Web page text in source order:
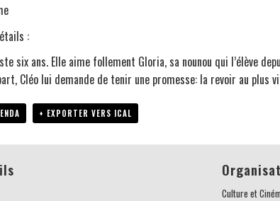
:
six ans. Elle aime follement Gloria, sa nounou qui l’élève
Cléo lui demande de tenir une promesse: la revoir au
+ EXPORTER VERS ICAL
Culture et